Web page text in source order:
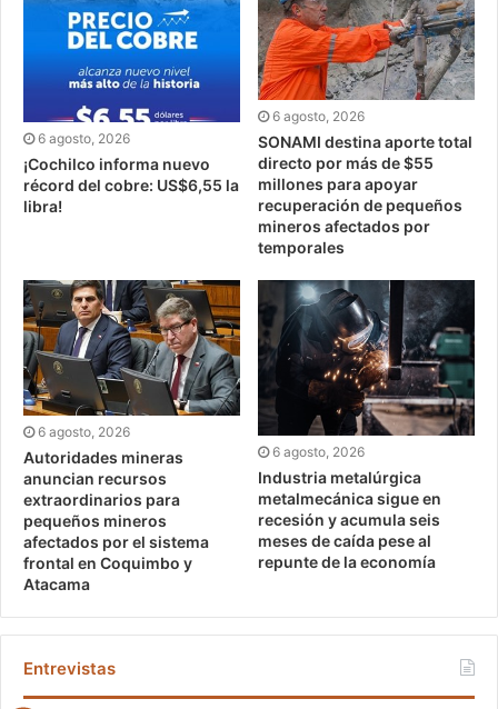
6 agosto, 2026
¡Cochilco informa nuevo
récord del cobre: US$6,55 la
libra!
6 agosto, 2026
SONAMI destina aporte total
directo por más de $55
millones para apoyar
recuperación de pequeños
mineros afectados por
temporales
6 agosto, 2026
Autoridades mineras
anuncian recursos
extraordinarios para
pequeños mineros
afectados por el sistema
frontal en Coquimbo y
Atacama
6 agosto, 2026
Industria metalúrgica
metalmecánica sigue en
recesión y acumula seis
meses de caída pese al
repunte de la economía
Entrevistas